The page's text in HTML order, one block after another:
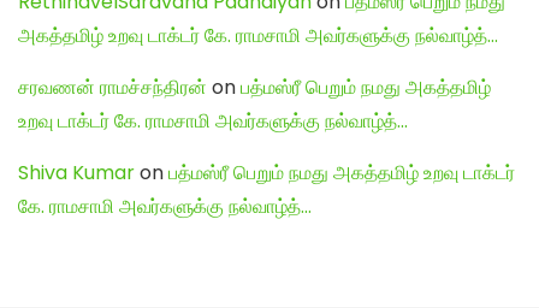
அகத்தமிழ் உறவு டாக்டர் கே. ராமசாமி அவர்களுக்கு நல்வாழ்த்…
சரவணன் ராமச்சந்திரன் onபத்மஸ்ரீ பெறும் நமது அகத்தமிழ்
உறவு டாக்டர் கே. ராமசாமி அவர்களுக்கு நல்வாழ்த்…
Shiva Kumaronபத்மஸ்ரீ பெறும் நமது அகத்தமிழ் உறவு டாக்டர்
கே. ராமசாமி அவர்களுக்கு நல்வாழ்த்…